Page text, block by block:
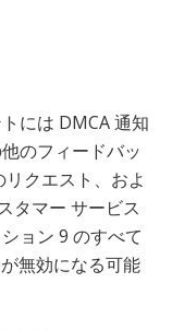
には DMCA 通知
のフィードバッ
クエスト、およ
タマー サービス
ョン 9 のすべて
無効になる可能